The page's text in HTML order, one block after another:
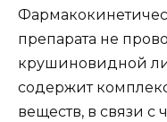
препарата не
крушиновидной
содержит
веществ, в связи